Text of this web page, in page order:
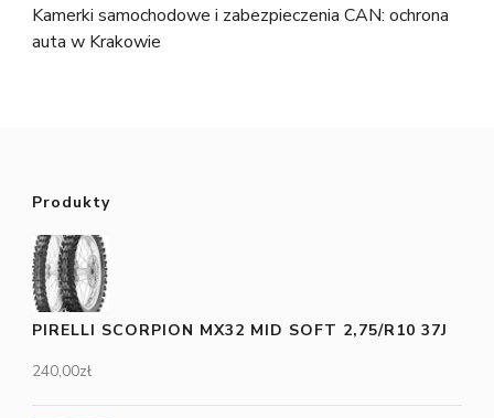
Kamerki samochodowe i zabezpieczenia CAN: ochrona
auta w Krakowie
Produkty
PIRELLI SCORPION MX32 MID SOFT 2,75/R10 37J
240,00zł